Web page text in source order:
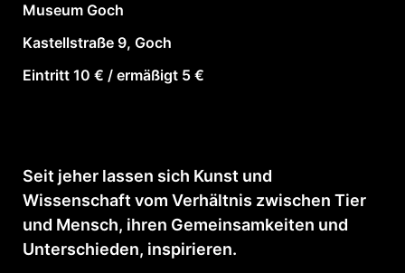
Museum Goch
Kastellstraße 9, Goch
Eintritt 10 € / ermäßigt 5 €
Seit jeher lassen sich Kunst und
Wissenschaft vom Verhältnis zwischen Tier
und Mensch, ihren Gemeinsamkeiten und
Unterschieden, inspirieren.